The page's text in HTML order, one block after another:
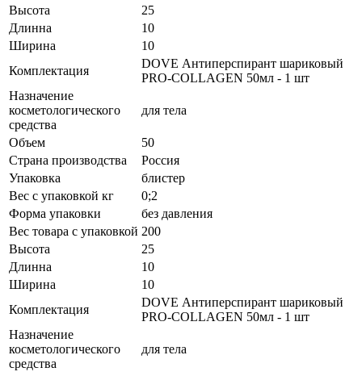
Высота
25
Длинна
10
Ширина
10
Комплектация
DOVE Антиперспирант шариковый
PRO-COLLAGEN 50мл - 1 шт
Назначение
косметологического
средства
для тела
Объем
50
Страна производства
Россия
Упаковка
блистер
Вес с упаковкой кг
0;2
Форма упаковки
без давления
Вес товара с упаковкой 200
Высота
25
Длинна
10
Ширина
10
Комплектация
DOVE Антиперспирант шариковый
PRO-COLLAGEN 50мл - 1 шт
Назначение
косметологического
средства
для тела